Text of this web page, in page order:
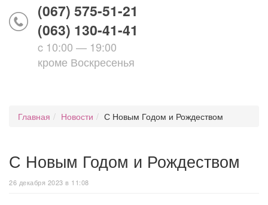
(067) 575-51-21
(063) 130-41-41
c 10:00 — 19:00
кроме Воскресенья
Главная Новости С Новым Годом и Рождеством
С Новым Годом и Рождеством
26 декабря 2023 в 11:08